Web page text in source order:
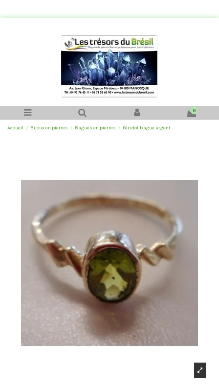
0
Accueil Bijoux en pierres Bagues en pierres Péridot bague argent